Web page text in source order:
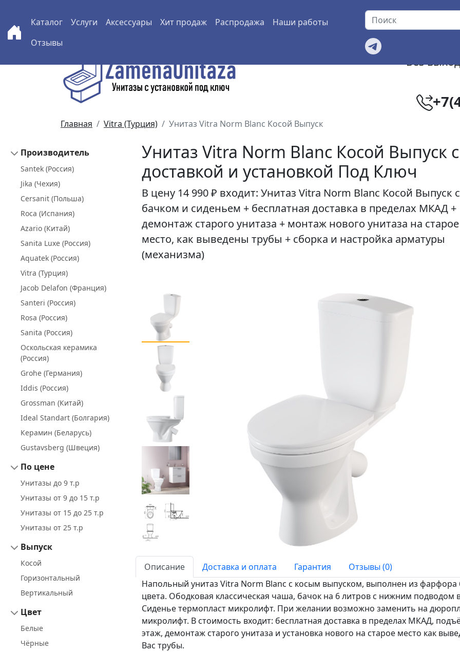
Каталог Услуги Аксессуары Хит продаж Распродажа
Наши работы
Отзывы
Без
Главная Vitra (Турция) Унитаз Vitra Norm Blanc Косой Выпуск
Производитель
Santek (Россия)
Jika (Чехия)
Cersanit (Польша)
Roca (Испания)
Azario (Китай)
Sanita Luxe (Россия)
Aquatek (Россия)
Vitra (Турция)
Jacob Delafon (Франция)
Santeri (Россия)
Rosa (Россия)
Sanita (Россия)
Оскольская керамика
(Россия)
Grohe (Германия)
Iddis (Россия)
Grossman (Китай)
Ideal Standart (Болгария)
Керамин (Беларусь)
Gustavsberg (Швеция)
По цене
Унитазы до 9 т.р
Унитазы от 9 до 15 т.р
Унитазы от 15 до 25 т.р
Унитазы от 25 т.р
Выпуск
Косой
Горизонтальный
Вертикальный
Цвет
Белые
Чёрные
Унитаз Vitra Norm Blanc Косой Выпуск с
доставкой и установкой Под Ключ
В цену 14 990 ₽ входит: Унитаз Vitra Norm Blanc Косой Выпуск с
бачком и сиденьем + бесплатная доставка в пределах МКАД +
демонтаж старого унитаза + монтаж нового унитаза на старое
место, как выведены трубы + сборка и настройка арматуры
(механизма)
Описание Доставка и оплата Гарантия
Отзывы (0)
Напольный унитаз Vitra Norm Blanc с косым выпуском, выполнен из фарфора
цвета. Ободковая классическая чаша, бачок на 6 литров с нижним подводом
Сиденье термопласт микролифт. При желании возможно заменить на
микролифт. В стоимость входит: бесплатная доставка в пределах МКАД,
этаж, демонтаж старого унитаза и установка нового на старое место как
Вас трубы.